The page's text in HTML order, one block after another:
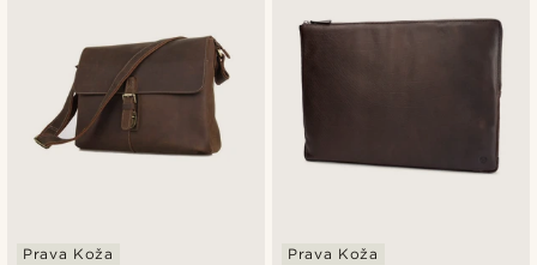
Prava Koža Prava Koža